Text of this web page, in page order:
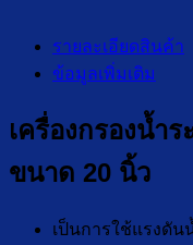
รายละเอียดสินค้า
ข้อมูลเพิ่มเติม
เครื่องกรองน้ำ
ขนาด 20 นิ้ว
เป็นการใช้แรงดัน